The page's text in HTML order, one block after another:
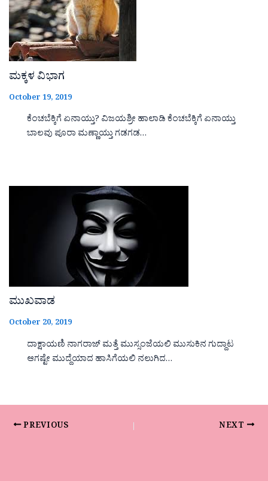
ಮಕ್ಕಳ ವಿಭಾಗ
October 19, 2019
ಕೆಂಚಬೆಕ್ಕಿಗೆ ಏನಾಯ್ತು? ವಿಜಯಶ್ರೀ ಹಾಲಾಡಿ ಕೆಂಚಬೆಕ್ಕಿಗೆ ಏನಾಯ್ತು
ಬಾಲವು ಪೂರಾ ಮಣ್ಣಾಯ್ತು ಗಡಗಡ…
ಮುಖವಾಡ
October 20, 2019
ದಾಕ್ಷಾಯಣಿ ನಾಗರಾಜ್ ಮತ್ತೆ ಮುಸ್ಸಂಜೆಯಲಿ ಮುಸುಕಿನ ಗುದ್ದಾಟ
ಆಗಷ್ಟೇ ಮುದ್ದೆಯಾದ ಹಾಸಿಗೆಯಲಿ ನಲುಗಿದ…
PREVIOUS NEXT